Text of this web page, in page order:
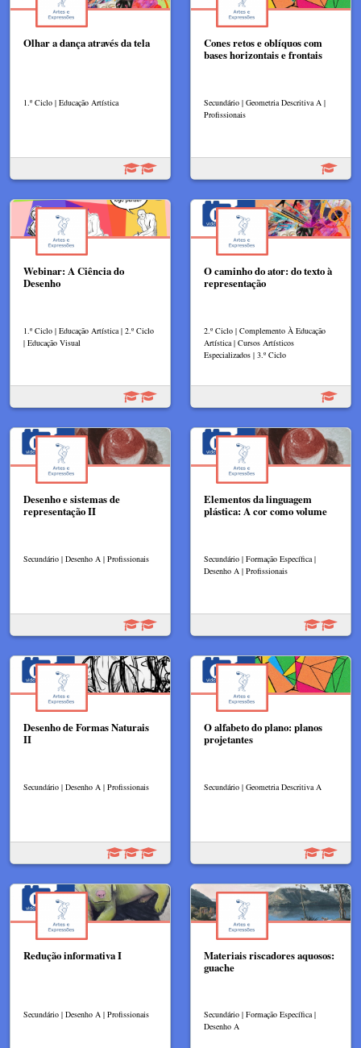
Olhar a dança através da tela
1.º Ciclo | Educação Artística
Cones retos e oblíquos com
bases horizontais e frontais
Secundário | Geometria Descritiva A |
Profissionais
Webinar: A Ciência do
Desenho
1.º Ciclo | Educação Artística | 2.º Ciclo
| Educação Visual
O caminho do ator: do texto à
representação
2.º Ciclo | Complemento À Educação
Artística | Cursos Artísticos
Especializados | 3.º Ciclo
Desenho e sistemas de
representação II
Secundário | Desenho A | Profissionais
Elementos da linguagem
plástica: A cor como volume
Secundário | Formação Específica |
Desenho A | Profissionais
Desenho de Formas Naturais
II
Secundário | Desenho A | Profissionais
O alfabeto do plano: planos
projetantes
Secundário | Geometria Descritiva A
Redução informativa I
Secundário | Desenho A | Profissionais
Materiais riscadores aquosos:
guache
Secundário | Formação Específica |
Desenho A